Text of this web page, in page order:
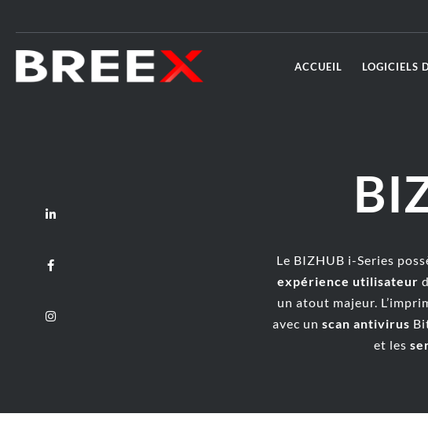
ACCUEIL LOGICIELS
Le BIZHUB i-Series
expérience utilisateur
un atout majeur.
avec un scan antivirus
et les